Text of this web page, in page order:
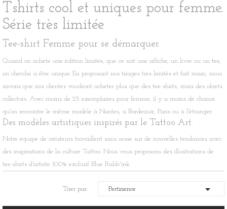
Tshirts cool et uniques pour femme.
Série très limitée
Tee-shirt Femme pour se démarquer.
Quand on achète une édition limitée, que ce soit une affiche, un livre ou un tee,
on cherche à être unique. En proposant nos tirages très limités et fait main, nous
savons que nos clientes voudront acheter plus que des tee-shirts, mais des objets
collectors. Avec moins de 25 exemplaires pour femme, il y a moins de chance
qu'on rencontre le même modèle à Nantes, à Bordeaux, Paris ou à l'étranger.
Des modèles artistiques inspirés par le Tattoo Art.
Notre équipe de créateurs travaillent sans cesse sur de nouvelles tendances avec
des inspirations de la culture Tattoo. Nous vous proposons des illustrations de
tee-shirts d'artiste 100% exclusif Blue Rabb'ink.
Trier par: Pertinence 